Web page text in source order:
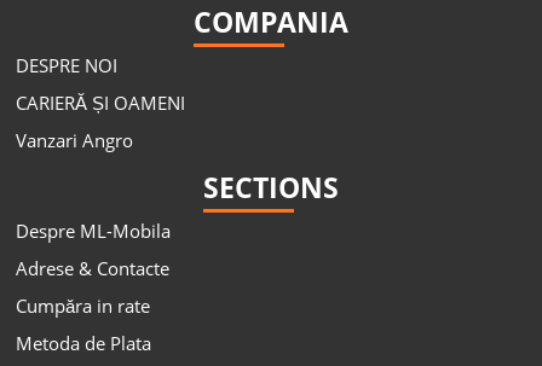
COMPANIA
DESPRE NOI
CARIERĂ ȘI OAMENI
Vanzari Angro
SECTIONS
Despre ML-Mobila
Adrese & Contacte
Cumpăra in rate
Metoda de Plata